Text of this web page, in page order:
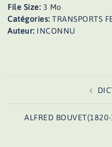
File Size: 3 Mo
Catégories: TRANSPORTS
Auteur: INCONNU
ALFRED